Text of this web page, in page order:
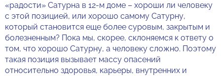
«радости» Сатурна в 12-м доме – хороши ли человеку
с этой позицией, или хорошо самому Сатурну,
который становится еще более суровым, закрытым и
болезненным? Пока мы, скорее, склоняемся к ответу о
том, что хорошо Сатурну, а человеку сложно. Поэтому
такая позиция вызывает массу опасений
относительно здоровья, карьеры, внутренних и